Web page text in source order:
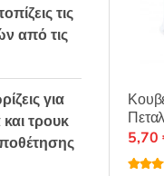
5,70
τις
από τις
για
τρουκ